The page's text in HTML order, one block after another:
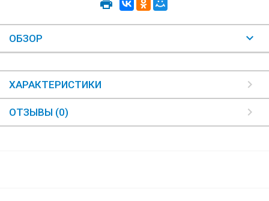
ОБЗОР
ХАРАКТЕРИСТИКИ
ОТЗЫВЫ (0)